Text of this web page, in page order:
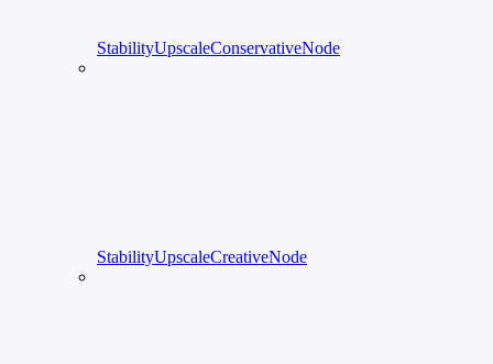
StabilityUpscaleConservativeNode
StabilityUpscaleCreativeNode